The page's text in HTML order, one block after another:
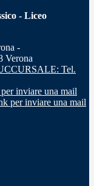
- Liceo
-
Verona
Tel.
inviare una mail
per inviare una mail